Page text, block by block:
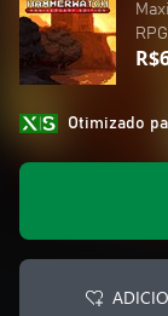
RPG
Otimizado